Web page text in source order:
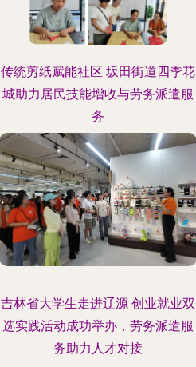
传统剪纸赋能社区 坂田街道四季花
城助力居民技能增收与劳务派遣服
务
吉林省大学生走进辽源 创业就业双
选实践活动成功举办，劳务派遣服
务助力人才对接